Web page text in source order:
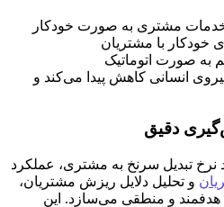
مشتری به صورت خودکار
خودکار با مشتریان
به صورت اتوماتیک
انسانی کاهش پیدا می‌کند و
دقیق
تبدیل سرنخ به مشتری، عملکرد
و تحلیل دلایل ریزش مشتریان،
و منطقی می‌سازد. این